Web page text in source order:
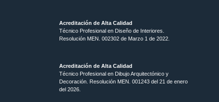
Acreditación de Alta Calidad
Técnico Profesional en Diseño de Interiores.
Resolución MEN. 002302 de Marzo 1 de 2022.
Acreditación de Alta Calidad
Técnico Profesional en Dibujo Arquitectónico y
Decoración. Resolución MEN. 001243 del 21 de enero
del 2026.